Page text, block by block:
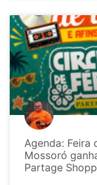
Agenda: Feira
Mossoró
Partage